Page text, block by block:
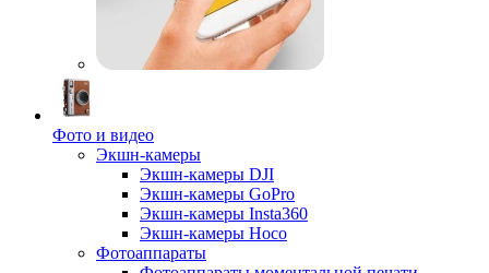
Фото и видео
Экшн-камеры
Экшн-камеры DJI
Экшн-камеры GoPro
Экшн-камеры Insta360
Экшн-камеры Hoco
Фотоаппараты